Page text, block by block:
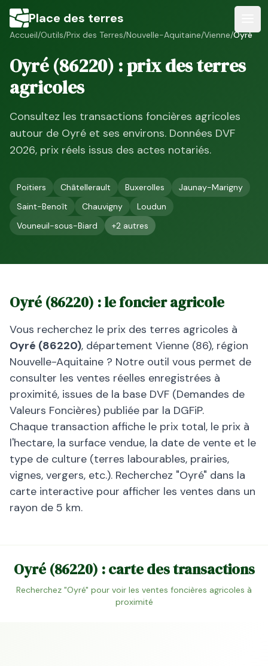
Place des terres
Accueil/Outils/Prix des Terres/Nouvelle-Aquitaine/Vienne/Oyré
Oyré(86220) : prix des terres
agricoles
Consultez les transactions foncières agricoles
autour de Oyré et ses environs. Données DVF
2026, prix réels issus des actes notariés.
Poitiers Châtellerault Buxerolles
Jaunay-Marigny
Saint-Benoît
Chauvigny
Loudun
Vouneuil-sous-Biard
+2 autres
Oyré (86220) : le foncier agricole
Vous recherchez le prix des terres agricoles à
Oyré (86220), département Vienne (86), région
Nouvelle-Aquitaine ? Notre outil vous permet de
consulter les ventes réelles enregistrées à
proximité, issues de la base DVF (Demandes de
Valeurs Foncières) publiée par la DGFiP.
Chaque transaction affiche le prix total, le prix à
l'hectare, la surface vendue, la date de vente et le
type de culture (terres labourables, prairies,
vignes, vergers, etc.). Recherchez "Oyré" dans la
carte interactive pour afficher les ventes dans un
rayon de 5 km.
Oyré(86220) : carte des transactions
Recherchez "Oyré" pour voir les ventes foncières agricoles à
proximité